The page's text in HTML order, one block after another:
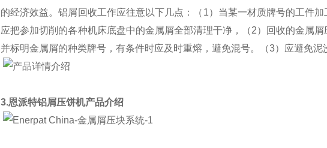
的经济效益。铝屑回收工作应往意以下几点：（1）当某一材质牌号的工件
应把参加切削的各种机床底盘中的金属屑全部清理干净，（2）回收的金属
并标明金属屑的种类牌号，有条件时应及时重熔，避免混号。（3）应避免泥
3.恩派特铝屑压饼机产品介绍